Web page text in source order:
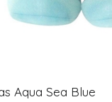
Aqua Sea Blue